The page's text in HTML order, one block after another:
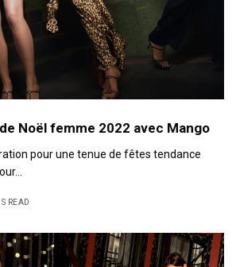
Noël femme 2022 avec Mango
pour une tenue de fêtes tendance
READ